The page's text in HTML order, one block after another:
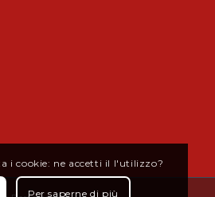
i cookie: ne accetti il l'utilizzo?
Per saperne di più